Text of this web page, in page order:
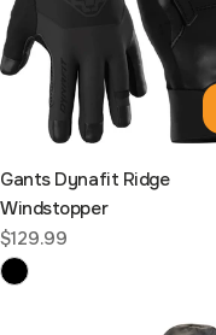
Gants Dynafit Ridge
Windstopper
Prix
habituel
$129.99